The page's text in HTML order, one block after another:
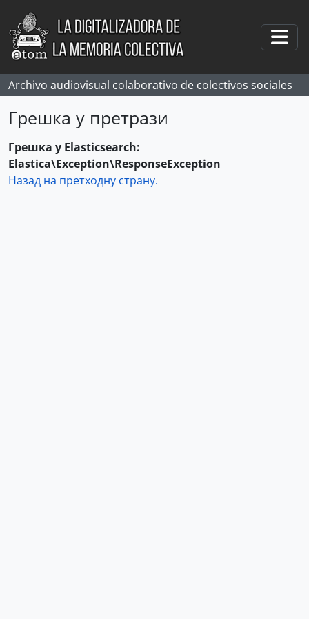
Skip to main content
Archivo audiovisual colaborativo de colectivos sociales
Грешка у претрази
Грешка у Elasticsearch:
Elastica\Exception\ResponseException
Назад на претходну страну.